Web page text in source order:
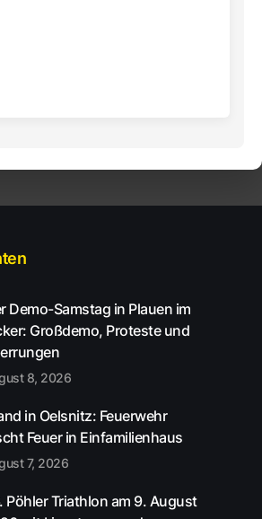
Demo-Samstag in Plauen im
Großdemo, Proteste und
8, 2026
in Oelsnitz: Feuerwehr
Feuer in Einfamilienhaus
7, 2026
Pöhler Triathlon am 9. August